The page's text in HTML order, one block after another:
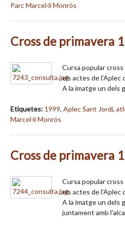
Parc Marcel·lí Monrós
Cross de primavera
Cursa popular
els actes de l'Aplec
A la imatge un dels
Etiquetes: 1999, Aplec Sant Jordi,
Marcel·lí Monrós
Cross de primavera
Cursa popular
els actes de l'Aplec
A la imatge un dels
juntament amb